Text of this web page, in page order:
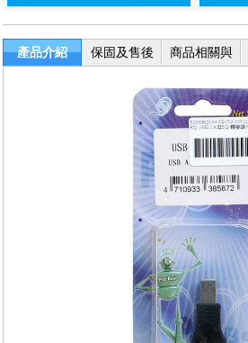
產品介紹
保固及售後
商品相關與